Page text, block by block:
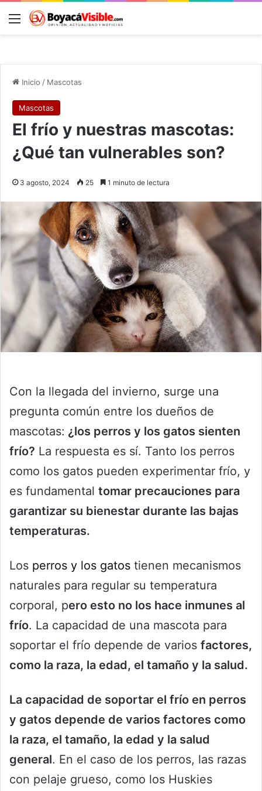
Menú
Inicio / Mascotas
Mascotas
El frío y nuestras mascotas:
¿Qué tan vulnerables son?
3 agosto, 2024 25 1 minuto de lectura
Con la llegada del invierno, surge una
pregunta común entre los dueños de
mascotas: ¿los perros y los gatos sienten
frío? La respuesta es sí. Tanto los perros
como los gatos pueden experimentar frío, y
es fundamental tomar precauciones para
garantizar su bienestar durante las bajas
temperaturas.
Los perros y los gatos tienen mecanismos
naturales para regular su temperatura
corporal, pero esto no los hace inmunes al
frío. La capacidad de una mascota para
soportar el frío depende de varios factores,
como la raza, la edad, el tamaño y la salud.
La capacidad de soportar el frío en perros
y gatos depende de varios factores como
la raza, el tamaño, la edad y la salud
general. En el caso de los perros, las razas
con pelaje grueso, como los Huskies